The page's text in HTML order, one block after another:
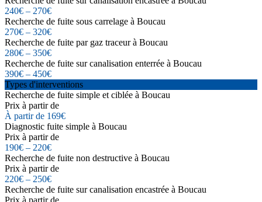
240€ – 270€
Recherche de fuite sous carrelage à Boucau
270€ – 320€
Recherche de fuite par gaz traceur à Boucau
280€ – 350€
Recherche de fuite sur canalisation enterrée à Boucau
390€ – 450€
Types d'interventions
Recherche de fuite simple et ciblée à Boucau
Prix à partir de
À partir de 169€
Diagnostic fuite simple à Boucau
Prix à partir de
190€ – 220€
Recherche de fuite non destructive à Boucau
Prix à partir de
220€ – 250€
Recherche de fuite sur canalisation encastrée à Boucau
Prix à partir de